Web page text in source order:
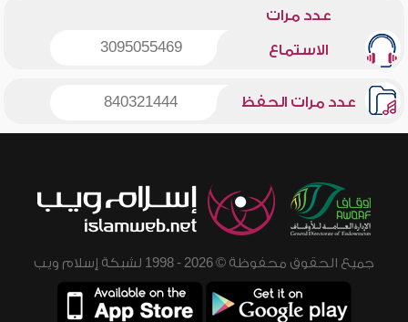
عدد مرات
الاستماع 3095055469
عدد مرات الحفظ 840321444
جميع الحقوق محفوظة © 2026 - 1998 لشبكة إسلام ويب